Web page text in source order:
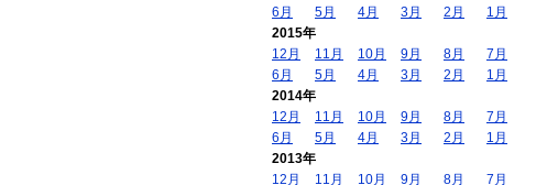
6月
5月 4月 3月 2月
1月
2015年
12月
11月 10月 9月 8月
7月
6月
5月 4月 3月 2月
1月
2014年
12月
11月 10月 9月 8月
7月
6月
5月 4月 3月 2月
1月
2013年
12月
11月 10月 9月 8月 7月